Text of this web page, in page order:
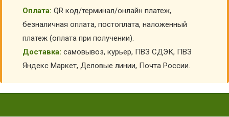
Оплата: QR код/терминал/онлайн платеж,
безналичная оплата, постоплата, наложенный
платеж (оплата при получении).
Доставка: самовывоз, курьер, ПВЗ СДЭК, ПВЗ
Яндекс Маркет, Деловые линии, Почта России.